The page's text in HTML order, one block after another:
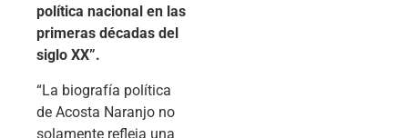
política nacional en las
primeras décadas del
siglo XX”.
“La biografía política
de Acosta Naranjo no
solamente refleja una